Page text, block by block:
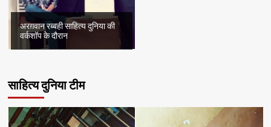
अरग़वान रब्बही साहित्य दुनिया की
वर्कशॉप के दौरान
साहित्य दुनिया टीम